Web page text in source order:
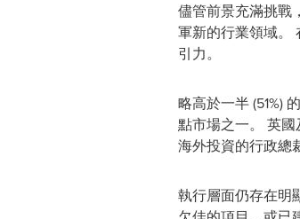
儘管前景充滿挑戰
軍新的行業領域。
引力。
略高於一半 (51%)
點市場之一。 英國
海外投資的行政總
執行層面仍存在明